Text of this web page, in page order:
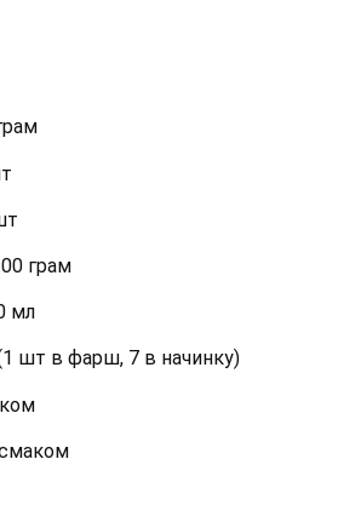
грам
мл
шт в фарш, 7 в начинку)